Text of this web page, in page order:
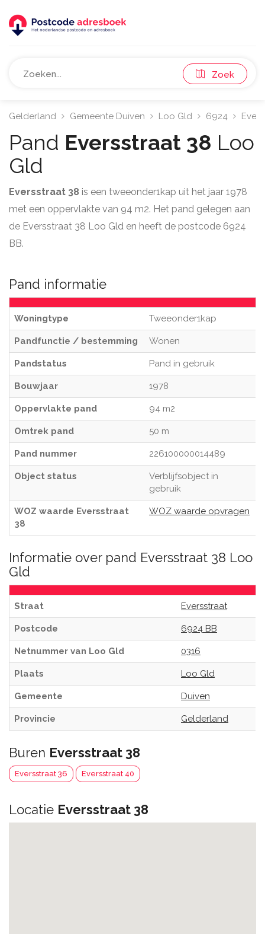
Zoek
Gelderland Gemeente Duiven Loo Gld 6924
Pand Eversstraat 38 Loo
Gld
Eversstraat 38 is een tweeonder1kap uit het jaar 1978
met een oppervlakte van 94 m2. Het pand gelegen aan
de Eversstraat 38 Loo Gld en heeft de postcode 6924
BB.
Pand informatie
Woningtype Tweeonder1kap
Pandfunctie / bestemming Wonen
Pandstatus Pand in gebruik
Bouwjaar 1978
Oppervlakte pand 94 m2
Omtrek pand 50 m
Pand nummer 226100000014489
Object status
Verblijfsobject in
gebruik
WOZ waarde Eversstraat
38
WOZ waarde opvragen
Informatie over pand Eversstraat 38 Loo
Gld
Straat Eversstraat
Postcode 6924 BB
Netnummer van Loo Gld 0316
Plaats Loo Gld
Gemeente Duiven
Provincie Gelderland
Buren Eversstraat 38
Eversstraat 36 Eversstraat 40
Locatie Eversstraat 38